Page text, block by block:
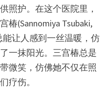
照护。在这个医院里，
椿(Sannomiya Tsubaki,
让人感到一丝温暖，仿
一抹阳光。三宫椿总是
微笑，仿佛她不仅在照
疗伤。